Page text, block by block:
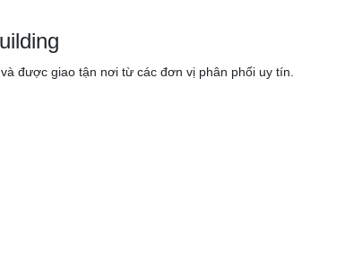
được giao tận nơi từ các đơn vị phân phối uy tín.